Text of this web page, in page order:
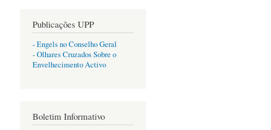
Publicações UPP
- Engels no Conselho Geral
- Olhares Cruzados Sobre o
Envelhecimento Activo
Boletim Informativo